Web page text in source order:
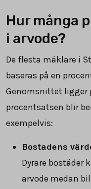
Hur många
i arvode?
De flesta mäklare i
baseras på en
Genomsnittet ligger
procentsatsen blir
exempelvis:
Bostadens
Dyrare bostäder
arvode medan